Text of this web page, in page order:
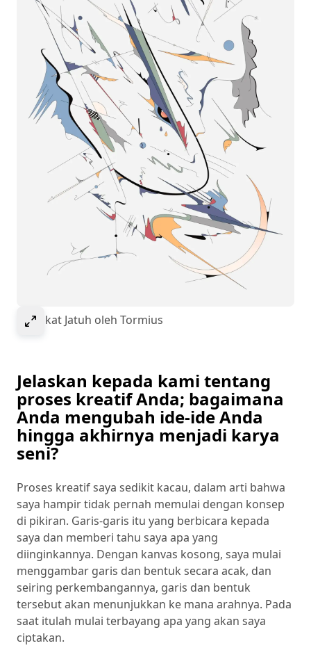
Select to expand image
Malaikat Jatuh oleh Tormius
Jelaskan kepada kami tentang
proses kreatif Anda; bagaimana
Anda mengubah ide-ide Anda
hingga akhirnya menjadi karya
seni?
Proses kreatif saya sedikit kacau, dalam arti bahwa
saya hampir tidak pernah memulai dengan konsep
di pikiran. Garis-garis itu yang berbicara kepada
saya dan memberi tahu saya apa yang
diinginkannya. Dengan kanvas kosong, saya mulai
menggambar garis dan bentuk secara acak, dan
seiring perkembangannya, garis dan bentuk
tersebut akan menunjukkan ke mana arahnya. Pada
saat itulah mulai terbayang apa yang akan saya
ciptakan.